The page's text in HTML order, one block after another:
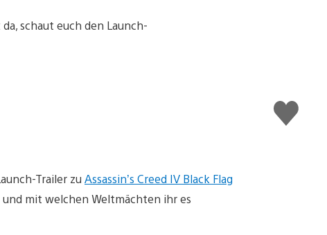
Gefällt
mir
Trailer zu Assassin’s Creed IV Black Flag
mit welchen Weltmächten ihr es